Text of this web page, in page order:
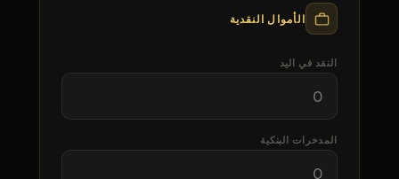
الأموال النقدية
النقد في اليد
المدخرات البنكية